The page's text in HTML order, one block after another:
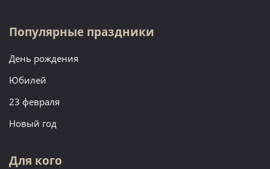
Популярные праздники
День рождения
Юбилей
23 февраля
Новый год
Для кого